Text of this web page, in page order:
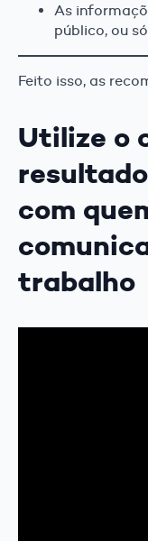
As
público, ou
Feito isso, as
Utilize o
com
trabalho